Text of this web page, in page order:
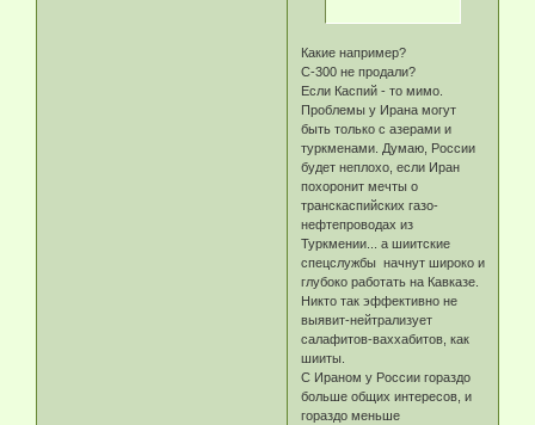
Какие например?
С-300 не продали?
Если Каспий - то мимо.
Проблемы у Ирана могут
быть только с азерами и
туркменами. Думаю, России
будет неплохо, если Иран
похоронит мечты о
транскаспийских газо-
нефтепроводах из
Туркмении... а шиитские
спецслужбы начнут широко и
глубоко работать на Кавказе.
Никто так эффективно не
выявит-нейтрализует
салафитов-ваххабитов, как
шииты.
С Ираном у России гораздо
больше общих интересов, и
гораздо меньше